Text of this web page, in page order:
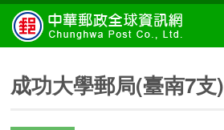
成功大學郵局(臺南7支)